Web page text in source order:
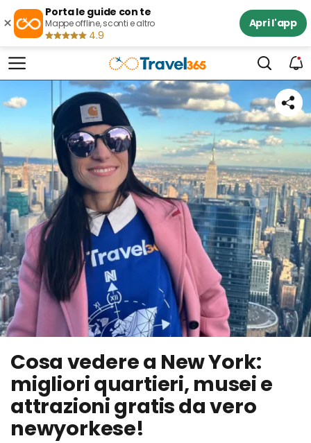
×
Porta le guide con te
Mappe offline, sconti e altro
4.9
Apri l'app
Cosa vedere a New York:
migliori quartieri, musei e
attrazioni gratis da vero
newyorkese!